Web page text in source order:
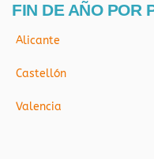
FIN DE AÑO POR
Alicante
Castellón
Valencia